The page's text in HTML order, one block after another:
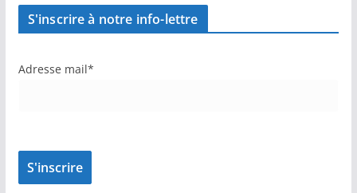
S'inscrire à notre info-lettre
Adresse mail*